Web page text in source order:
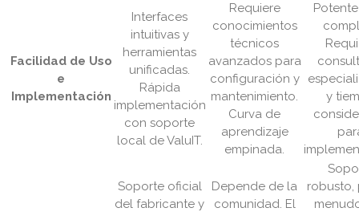
Facilidad de Uso
e
Implementación
Interfaces
intuitivas y
herramientas
unificadas.
Rápida
implementación
con soporte
local de ValuIT.
Requiere
conocimientos
técnicos
avanzados para
configuración y
mantenimiento.
Curva de
aprendizaje
empinada.
y
Soporte oficial
del fabricante y
Depende de la
comunidad. El
robusto,